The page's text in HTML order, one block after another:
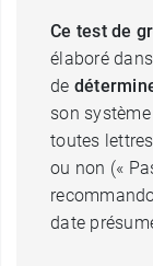
Ce test de
élaboré
de
son
toutes
ou non («
date